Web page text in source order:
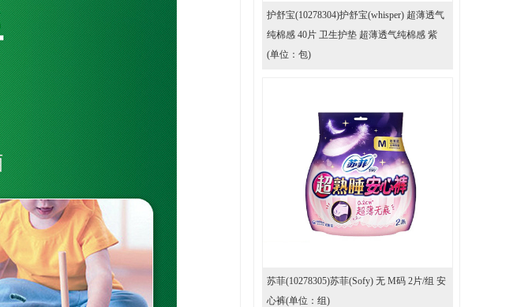
护舒宝(10278304)护舒宝(whisper) 超薄透气
纯棉感 40片 卫生护垫 超薄透气纯棉感 紫
(单位：包)
苏菲(10278305)苏菲(Sofy) 无 M码 2片/组 安
心裤(单位：组)